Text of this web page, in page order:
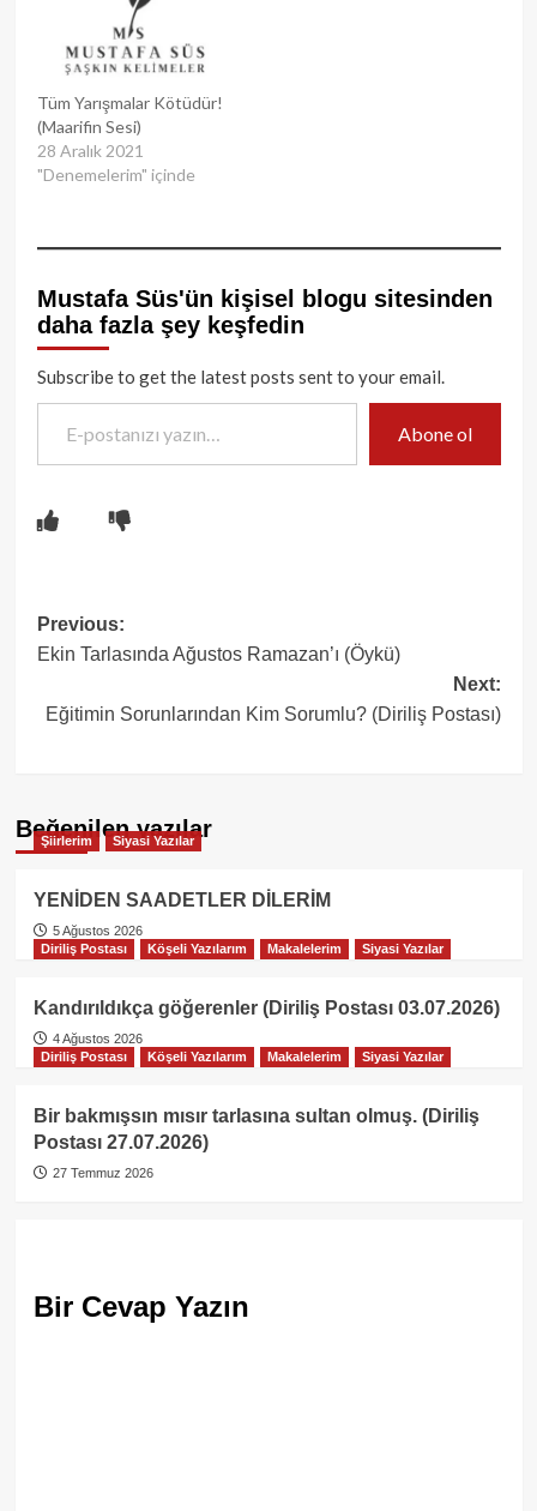
Tüm Yarışmalar Kötüdür!
(Maarifin Sesi)
28 Aralık 2021
"Denemelerim" içinde
Mustafa Süs'ün kişisel blogu sitesinden
daha fazla şey keşfedin
Subscribe to get the latest posts sent to your email.
E-postanızı yazın…
Abone ol
Post
navigation
Previous:
Ekin Tarlasında Ağustos Ramazan’ı (Öykü)
Next:
Eğitimin Sorunlarından Kim Sorumlu? (Diriliş Postası)
Beğenilen yazılar
Şiirlerim Siyasi Yazılar
YENİDEN SAADETLER DİLERİM
5 Ağustos 2026
Diriliş Postası
Köşeli Yazılarım Makalelerim Siyasi Yazılar
Kandırıldıkça göğerenler (Diriliş Postası 03.07.2026)
4 Ağustos 2026
Diriliş Postası
Köşeli Yazılarım Makalelerim Siyasi Yazılar
Bir bakmışsın mısır tarlasına sultan olmuş. (Diriliş
Postası 27.07.2026)
27 Temmuz 2026
Bir Cevap Yazın